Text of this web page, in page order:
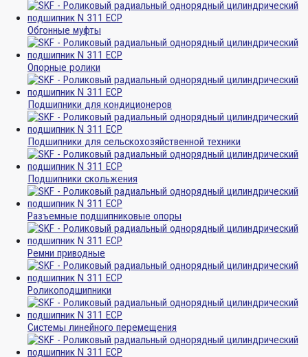
Обгонные муфты
Опорные ролики
Подшипники для кондиционеров
Подшипники для сельскохозяйственной техники
Подшипники скольжения
Разъемные подшипниковые опоры
Ремни приводные
Роликоподшипники
Системы линейного перемещения